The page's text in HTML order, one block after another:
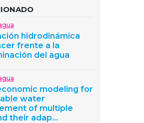
hidrodinámica
frente a la
del agua
modeling for
water
of multiple
their adap...